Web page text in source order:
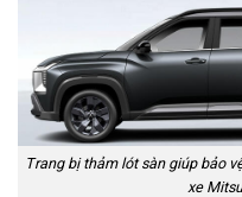
Trang bị thảm lót sàn giúp bảo
xe